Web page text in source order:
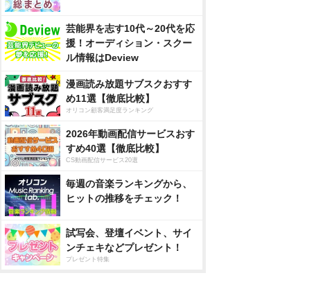
芸能界を志す10代～20代を応
援！オーディション・スクー
ル情報はDeview
漫画読み放題サブスクおすす
め11選【徹底比較】
オリコン顧客満足度ランキング
2026年動画配信サービスおす
すめ40選【徹底比較】
CS動画配信サービス20選
毎週の音楽ランキングから、
ヒットの推移をチェック！
試写会、登壇イベント、サイ
ンチェキなどプレゼント！
プレゼント特集